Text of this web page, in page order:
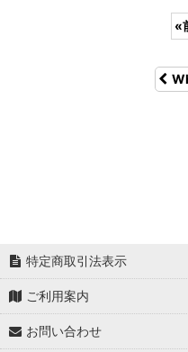
«
特定商取引法表示
ご利用案内
お問い合わせ